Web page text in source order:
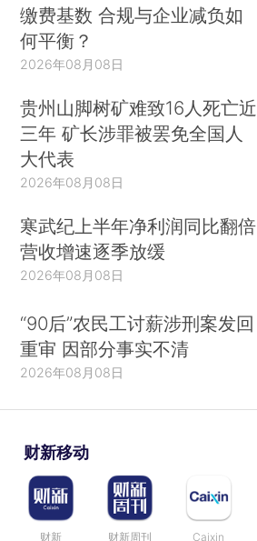
缴费基数 合规与企业减负如
何平衡？
2026年08月08日
贵州山脚树矿难致16人死亡近
三年 矿长涉罪被罢免全国人
大代表
2026年08月08日
寒武纪上半年净利润同比翻倍
营收增速逐季放缓
2026年08月08日
“90后”农民工讨薪涉刑案发回
重审 因部分事实不清
2026年08月08日
财新移动
财新 财新周刊 Caixin